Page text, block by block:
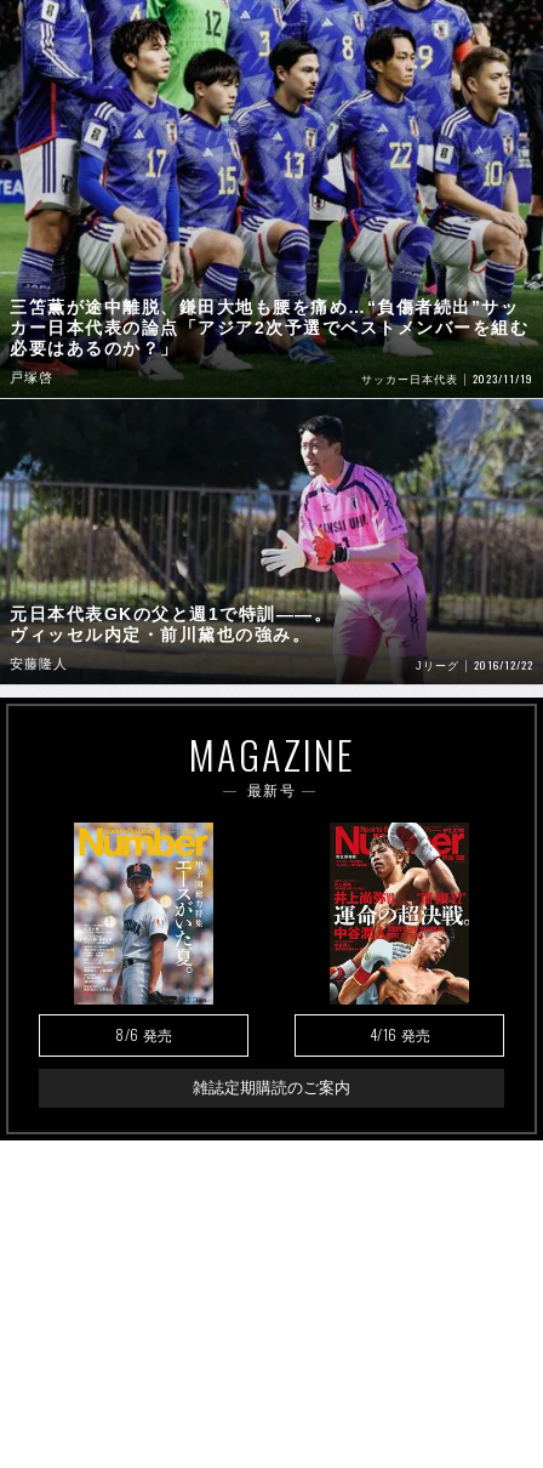
三笘薫が途中離脱、鎌田大地も腰を痛め…“負傷者続出”サッ
カー日本代表の論点「アジア2次予選でベストメンバーを組む
必要はあるのか？」
戸塚啓 サッカー日本代表 2023/11/19
元日本代表GKの父と週1で特訓――。
ヴィッセル内定・前川黛也の強み。
安藤隆人 Jリーグ 2016/12/22
MAGAZINE
最新号
8/6 発売 4/16 発売
雑誌定期購読のご案内